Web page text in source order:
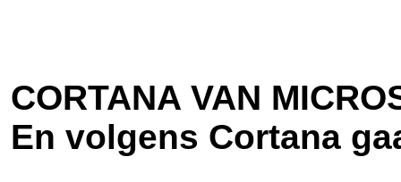
CORTANA VAN
En volgens Cortana